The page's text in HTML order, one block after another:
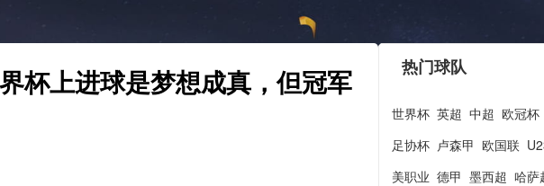
杯上进球是梦想成真，但冠军
热门球队
世界杯 英超 中超 欧冠杯
足协杯 卢森甲 欧国联
美职业 德甲 墨西超 哈萨